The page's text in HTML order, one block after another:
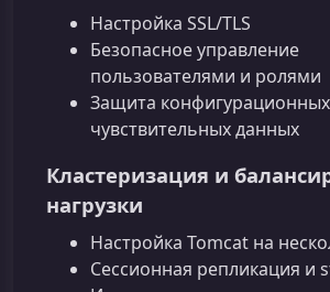
Настройка SSL/TLS
Безопасное управление
пользователями и ролями
Защита
чувствительных данных
Кластеризация и
нагрузки
Настройка Tomcat на
Сессионная репликация и